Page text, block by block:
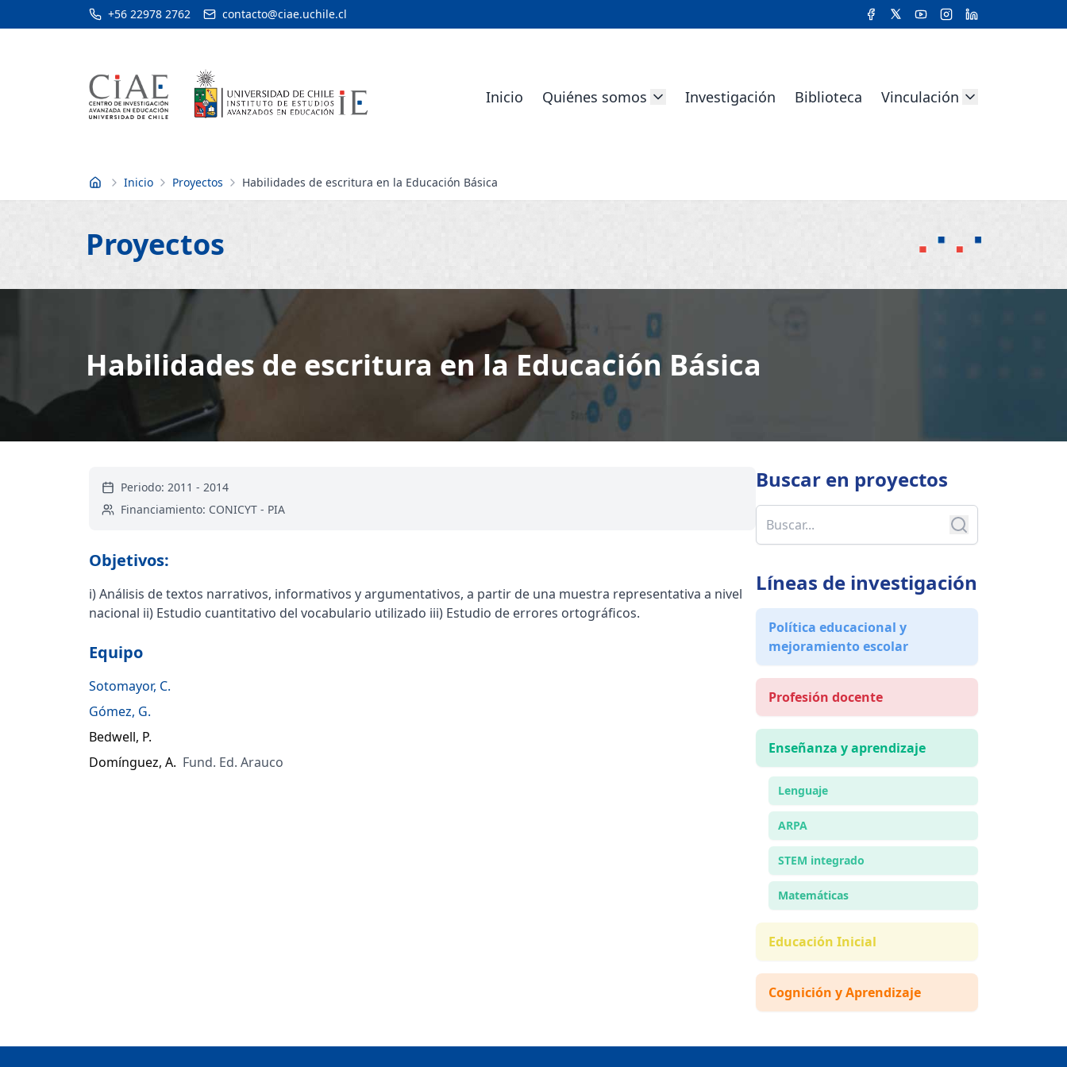
+56 22978 2762 contacto@ciae.uchile.cl
Inicio Quiénes somos Investigación Biblioteca Vinculación
Inicio Inicio Proyectos Habilidades de escritura en la Educación Básica
Proyectos
Habilidades de escritura en la Educación Básica
Periodo: 2011 - 2014
Financiamiento: CONICYT - PIA
Objetivos:
i) Análisis de textos narrativos, informativos y argumentativos, a partir de una muestra representativa a nivel
nacional ii) Estudio cuantitativo del vocabulario utilizado iii) Estudio de errores ortográficos.
Equipo
Sotomayor, C.
Gómez, G.
Bedwell, P.
Domínguez, A. Fund. Ed. Arauco
Buscar en proyectos
Líneas de investigación
Política educacional y
mejoramiento escolar
Profesión docente
Enseñanza y aprendizaje
Lenguaje
ARPA
STEM integrado
Matemáticas
Educación Inicial
Cognición y Aprendizaje